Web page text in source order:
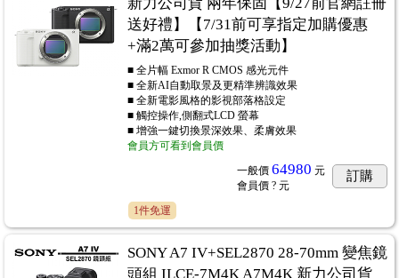
送好禮】【7/31前可享指定加購優惠
+滿2萬可參加抽獎活動】
■ 全片幅 Exmor R CMOS 感光元件
■ 全新AI自動取景及更精準辨識效果
■ 全新電影風格的影視部落格設定
■ 觸控操作,側翻式LCD 螢幕
■ 增強一鍵切換景深效果、柔膚效果
會員方可看到會員價
一般價 64980 元
會員價 ? 元
訂購
1件免運
SONY A7 IV+SEL2870 28-70mm 變焦鏡
頭組 ILCE-7M4K A7M4K 新力公司貨